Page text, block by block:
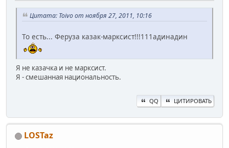
Цитата: Toivo от ноября 27, 2011, 10:16
То есть... Феруза казак-марксист!!!111адинадин
Я не казачка и не марксист.
Я - смешанная национальность.
QQ ЦИТИРОВАТЬ
LOSTaz